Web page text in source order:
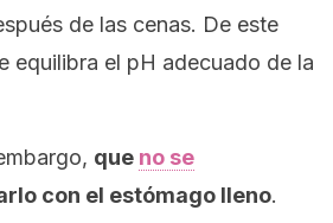
de las cenas. De este
equilibra el pH adecuado de la
que no se
con el estómago lleno.